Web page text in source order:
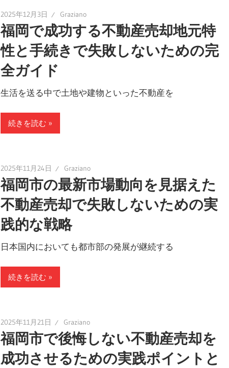
2025年12月3日 Graziano
福岡で成功する不動産売却地元特
性と手続きで失敗しないための完
全ガイド
生活を送る中で土地や建物といった不動産を
続きを読む
2025年11月24日 Graziano
福岡市の最新市場動向を見据えた
不動産売却で失敗しないための実
践的な戦略
日本国内においても都市部の発展が継続する
続きを読む
2025年11月21日 Graziano
福岡市で後悔しない不動産売却を
成功させるための実践ポイントと